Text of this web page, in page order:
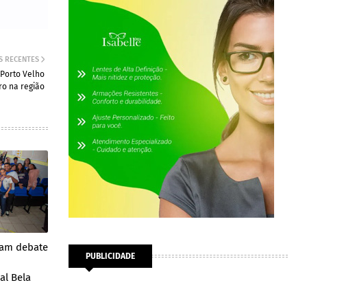
RECENTES
Velho
na região
debate
Bela
PUBLICIDADE